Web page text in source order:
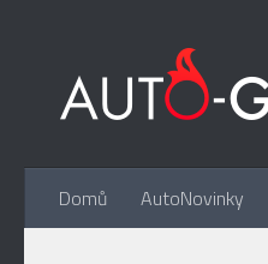
Domů AutoNovinky